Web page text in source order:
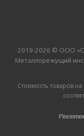
2019-2026 © ООО
Металлорежущий
Стоимость товаров